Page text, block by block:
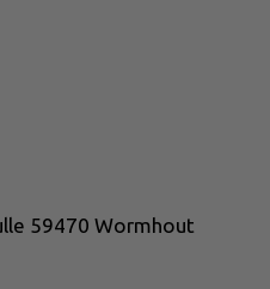
59470 Wormhout